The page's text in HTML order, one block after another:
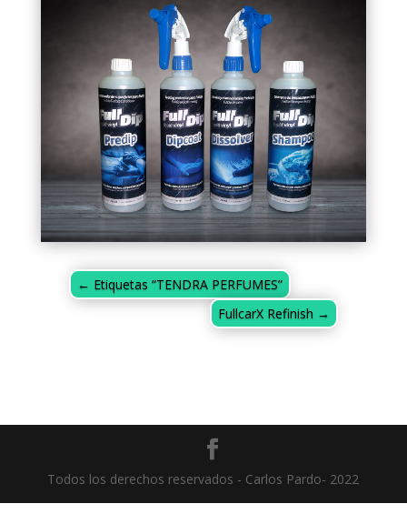
← Etiquetas “TENDRA PERFUMES”
FullcarX Refinish →
Todos los derechos reservados - Carlos Pardo- 2022